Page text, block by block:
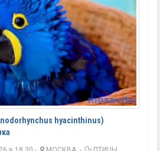
hyacinthinus)